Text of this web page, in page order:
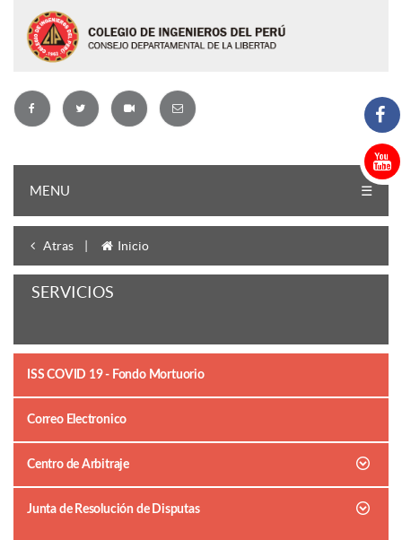
MENU ☰
Atras | Inicio
SERVICIOS
ISS COVID 19 - Fondo Mortuorio
Correo Electronico
Centro de Arbitraje
Junta de Resolución de Disputas